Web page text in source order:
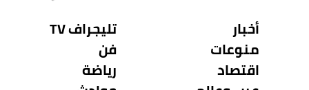
أخبار
منوعات
اقتصاد
تليجراف TV
فن
رياضة